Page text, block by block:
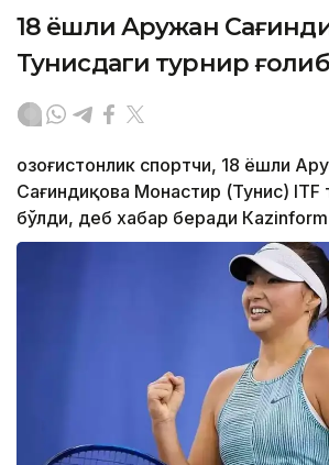
18 ёшли Аружан
Тунисдаги турнир
Қозоғистонлик спортчи, 18 ёшли
Сағиндиқова Монастир (Тунис) ITF
бўлди, деб хабар беради